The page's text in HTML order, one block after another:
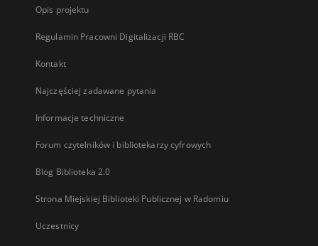
Opis projektu
Regulamin Pracowni Digitalizacji RBC
Kontakt
Najczęściej zadawane pytania
Informacje techniczne
Forum czytelników i bibliotekarzy cyfrowych
Blog Biblioteka 2.0
Strona Miejskiej Biblioteki Publicznej w Radomiu
Uczestnicy